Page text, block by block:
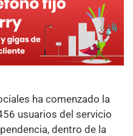
ha comenzado la
usuarios del servicio
dentro de la